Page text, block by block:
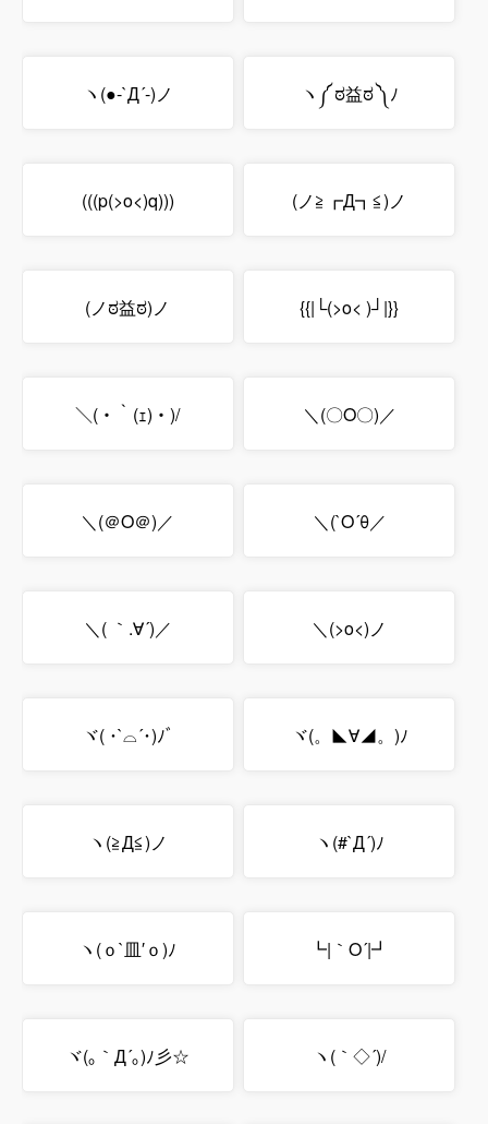
ヽ(●-`Д´-)ノ ヽ༼ ಠ益ಠ ༽ﾉ
(((p(>o<)q))) (ノ≧┏Д┓≦)ノ
(ノಠ益ಠ)ノ {{|└(>o< )┘|}}
＼(・｀(ｪ)・)/ ＼(〇O〇)／
＼(＠O＠)／ ＼(`O´θ／
＼( ｀.∀´)／ ＼(>o<)ノ
ヾ( ･`⌓´･)ﾉﾞ ヾ(。◣∀◢。)ﾉ
ヽ(≧Д≦)ノ ヽ(#`Д´)ﾉ
ヽ(ｏ`皿′ｏ)ﾉ ┗|｀O´|┛
ヾ(｡｀Д´｡)ﾉ彡☆ ヽ(｀◇´)/